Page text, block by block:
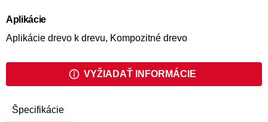
Aplikácie
Aplikácie drevo k drevu, Kompozitné drevo
VYŽIADAŤ INFORMÁCIE
Špecifikácie